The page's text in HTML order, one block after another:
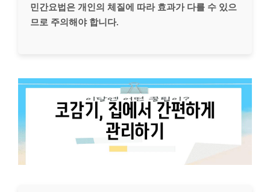
민간요법은 개인의 체질에 따라 효과가 다를 수 있으
므로 주의해야 합니다.